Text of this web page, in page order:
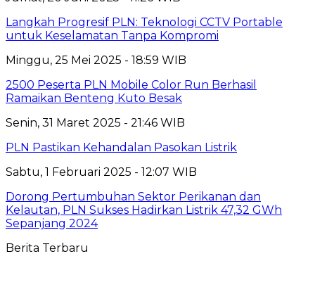
Langkah Progresif PLN: Teknologi CCTV Portable
untuk Keselamatan Tanpa Kompromi
Minggu, 25 Mei 2025 - 18:59 WIB
2500 Peserta PLN Mobile Color Run Berhasil
Ramaikan Benteng Kuto Besak
Senin, 31 Maret 2025 - 21:46 WIB
PLN Pastikan Kehandalan Pasokan Listrik
Sabtu, 1 Februari 2025 - 12:07 WIB
Dorong Pertumbuhan Sektor Perikanan dan
Kelautan, PLN Sukses Hadirkan Listrik 47,32 GWh
Sepanjang 2024
Berita Terbaru